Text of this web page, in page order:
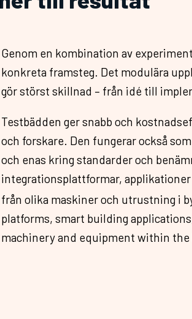
Genom en kombination av
konkreta framsteg. Det modulära
gör störst skillnad – från idé till
Testbädden ger snabb och
och forskare. Den fungerar också
och enas kring standarder och
integrationsplattformar,
från olika maskiner och utrustning i
platforms, smart building
machinery and equipment within